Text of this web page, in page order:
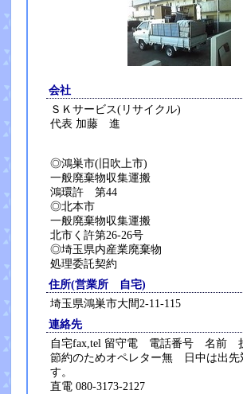
会社
ＳＫサービス(リサイクル)
代表 加藤 進
◎鴻巣市(旧吹上市)
一般廃棄物収集運搬
鴻環許 第44
◎北本市
一般廃棄物収集運搬
北市く許第26-26号
◎埼玉県内産業廃棄物
処理委託契約
住所(営業所 自宅)
埼玉県鴻巣市大間2-11-115
連絡先
自宅fax,tel 留守電 電話番号 名前
節約のためオペレター無 日中は出先
す。
直電 080-3173-2127